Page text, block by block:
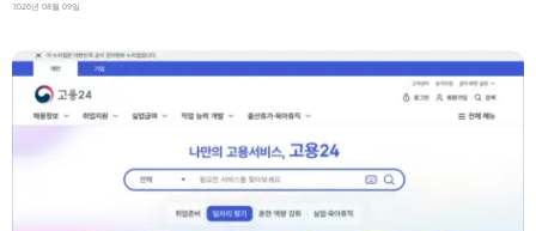
2026년 08월 09일